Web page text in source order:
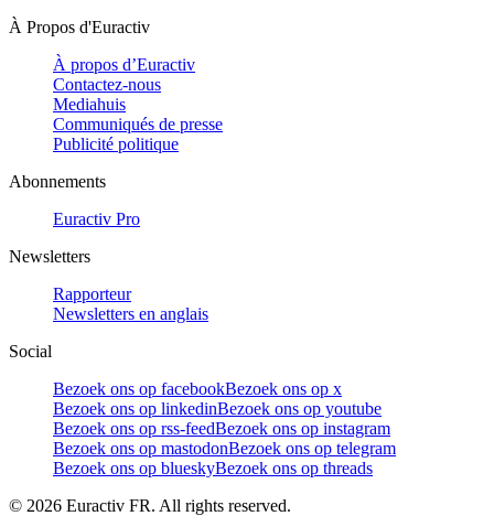
À Propos d'Euractiv
À propos d’Euractiv
Contactez-nous
Mediahuis
Communiqués de presse
Publicité politique
Abonnements
Euractiv Pro
Newsletters
Rapporteur
Newsletters en anglais
Social
Bezoek ons op facebookBezoek ons op x
Bezoek ons op linkedinBezoek ons op youtube
Bezoek ons op rss-feedBezoek ons op instagram
Bezoek ons op mastodonBezoek ons op telegram
Bezoek ons op blueskyBezoek ons op threads
© 2026 Euractiv FR. All rights reserved.